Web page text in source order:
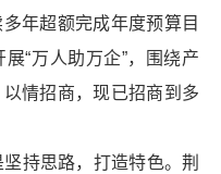
年超额完成年度预算目
“万人助万企”，围绕产
情招商，现已招商到多
坚持思路，打造特色。荆